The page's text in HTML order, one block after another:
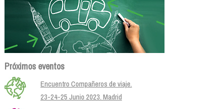
Próximos eventos
Encuentro Compañeros de viaje.
23-24-25 Junio 2023. Madrid